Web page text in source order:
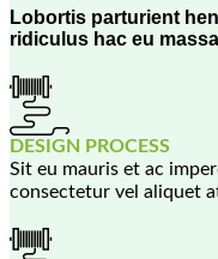
Lobortis parturient
ridiculus hac eu
DESIGN PROCESS
Sit eu mauris et ac
consectetur vel aliquet